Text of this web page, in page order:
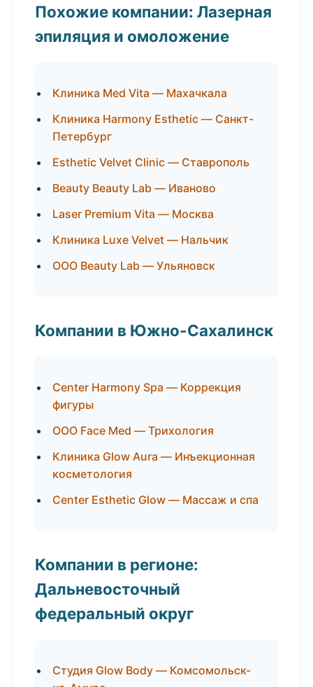
Похожие компании: Лазерная
эпиляция и омоложение
Клиника Med Vita — Махачкала
Клиника Harmony Esthetic — Санкт-
Петербург
Esthetic Velvet Clinic — Ставрополь
Beauty Beauty Lab — Иваново
Laser Premium Vita — Москва
Клиника Luxe Velvet — Нальчик
ООО Beauty Lab — Ульяновск
Компании в Южно-Сахалинск
Center Harmony Spa — Коррекция
фигуры
ООО Face Med — Трихология
Клиника Glow Aura — Инъекционная
косметология
Center Esthetic Glow — Массаж и спа
Компании в регионе:
Дальневосточный
федеральный округ
Студия Glow Body — Комсомольск-